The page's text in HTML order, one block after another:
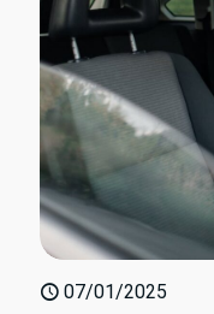
07/01/2025